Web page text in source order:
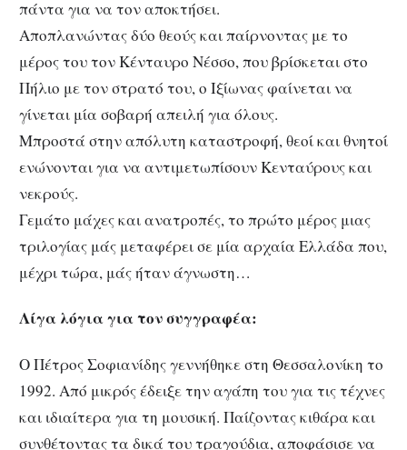
πάντα για να τον αποκτήσει.
Αποπλανώντας δύο θεούς και παίρνοντας με το
μέρος του τον Κένταυρο Νέσσο, που βρίσκεται στο
Πήλιο με τον στρατό του, ο Ιξίωνας φαίνεται να
γίνεται μία σοβαρή απειλή για όλους.
Μπροστά στην απόλυτη καταστροφή, θεοί και θνητοί
ενώνονται για να αντιμετωπίσουν Κενταύρους και
νεκρούς.
Γεμάτο μάχες και ανατροπές, το πρώτο μέρος μιας
τριλογίας μάς μεταφέρει σε μία αρχαία Ελλάδα που,
μέχρι τώρα, μάς ήταν άγνωστη…
Λίγα λόγια για τον συγγραφέα:
Ο Πέτρος Σοφιανίδης γεννήθηκε στη Θεσσαλονίκη το
1992. Από μικρός έδειξε την αγάπη του για τις τέχνες
και ιδιαίτερα για τη μουσική. Παίζοντας κιθάρα και
συνθέτοντας τα δικά του τραγούδια, αποφάσισε να